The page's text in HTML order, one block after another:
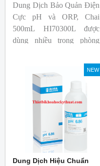
Dung Dịch Bảo Quản Điện
Cực pH và ORP, Chai
500mL HI70300L được
dùng nhiều trong phòng
NEW
Dung Dịch Hiệu Chuẩn